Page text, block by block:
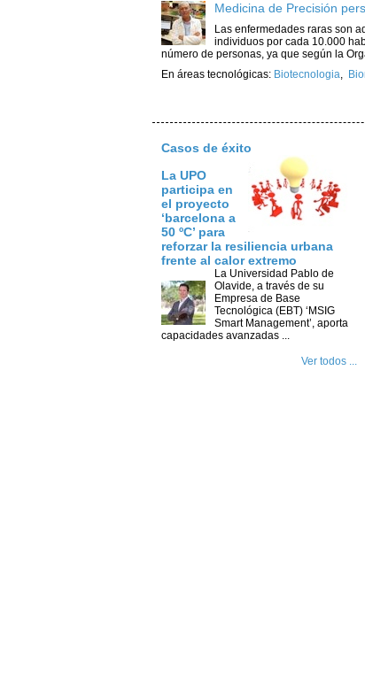
Medicina de Precisión
Las enfermedades raras son
individuos por cada 10.000
número de personas, ya que según la
En áreas tecnológicas: Biotecnologia,
Casos de éxito
La UPO
participa en
el proyecto
‘barcelona a
50 ºC’ para
reforzar la resiliencia urbana
frente al calor extremo
La Universidad Pablo de
Olavide, a través de su
Empresa de Base
Tecnológica (EBT) ‘MSIG
Smart Management’, aporta
capacidades avanzadas ...
Ver todos ...